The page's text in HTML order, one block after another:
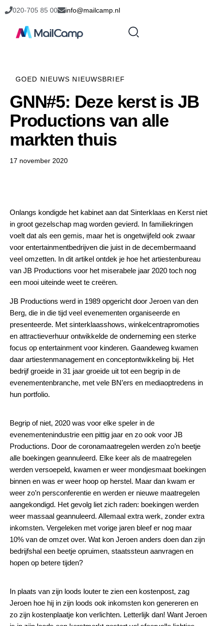
020-705 85 00 info@mailcamp.nl
GOED NIEUWS NIEUWSBRIEF
GNN#5: Deze kerst is JB
Productions van alle
markten thuis
17 november 2020
Onlangs kondigde het kabinet aan dat Sinterklaas en Kerst niet
in groot gezelschap mag worden gevierd. In familiekringen
voelt dat als een gemis, maar het is ongetwijfeld ook zwaar
voor entertainmentbedrijven die juist in de decembermaand
veel omzetten. In dit artikel ontdek je hoe het artiestenbureau
van JB Productions voor het miserabele jaar 2020 toch nog
een mooi uiteinde weet te creëren.
JB Productions werd in 1989 opgericht door Jeroen van den
Berg, die in die tijd veel evenementen organiseerde en
presenteerde. Met sinterklaasshows, winkelcentrapromoties
en attractieverhuur ontwikkelde de onderneming een sterke
focus op entertainment voor kinderen. Gaandeweg kwamen
daar artiestenmanagement en conceptontwikkeling bij. Het
bedrijf groeide in 31 jaar groeide uit tot een begrip in de
evenementenbranche, met vele BN’ers en mediaoptredens in
hun portfolio.
Begrip of niet, 2020 was voor elke speler in de
evenementenindustrie een pittig jaar en zo ook voor JB
Productions. Door de coronamaatregelen werden zo’n beetje
alle boekingen geannuleerd. Elke keer als de maatregelen
werden versoepeld, kwamen er weer mondjesmaat boekingen
binnen en was er weer hoop op herstel. Maar dan kwam er
weer zo’n persconferentie en werden er nieuwe maatregelen
aangekondigd. Het gevolg liet zich raden: boekingen werden
weer massaal geannuleerd. Allemaal extra werk, zonder extra
inkomsten. Vergeleken met vorige jaren bleef er nog maar
10% van de omzet over. Wat kon Jeroen anders doen dan zijn
bedrijfshal een beetje opruimen, staatssteun aanvragen en
hopen op betere tijden?
In plaats van zijn loods louter te zien een kostenpost, zag
Jeroen hoe hij in zijn loods ook inkomsten kon genereren en
zo zijn kostenplaatje kon verlichten. Letterlijk dan! Want Jeroen